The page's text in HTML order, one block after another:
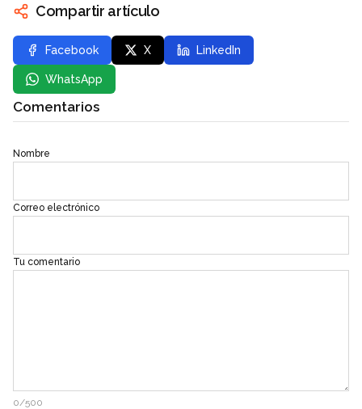
Compartir artículo
Facebook X LinkedIn
WhatsApp
Comentarios
Nombre
Correo electrónico
Tu comentario
0/500